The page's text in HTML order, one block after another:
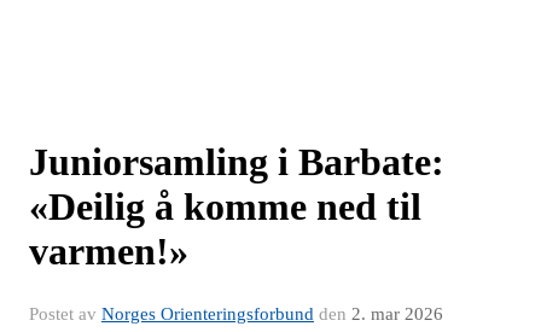
Juniorsamling i Barbate:
«Deilig å komme ned til
varmen!»
Postet av Norges Orienteringsforbund den 2. mar 2026